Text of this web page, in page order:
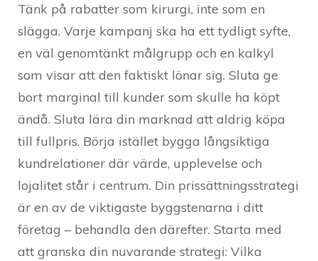
Tänk på rabatter som kirurgi, inte som en
slägga. Varje kampanj ska ha ett tydligt syfte,
en väl genomtänkt målgrupp och en kalkyl
som visar att den faktiskt lönar sig. Sluta ge
bort marginal till kunder som skulle ha köpt
ändå. Sluta lära din marknad att aldrig köpa
till fullpris. Börja istället bygga långsiktiga
kundrelationer där värde, upplevelse och
lojalitet står i centrum. Din prissättningsstrategi
är en av de viktigaste byggstenarna i ditt
företag – behandla den därefter. Starta med
att granska din nuvarande strategi: Vilka